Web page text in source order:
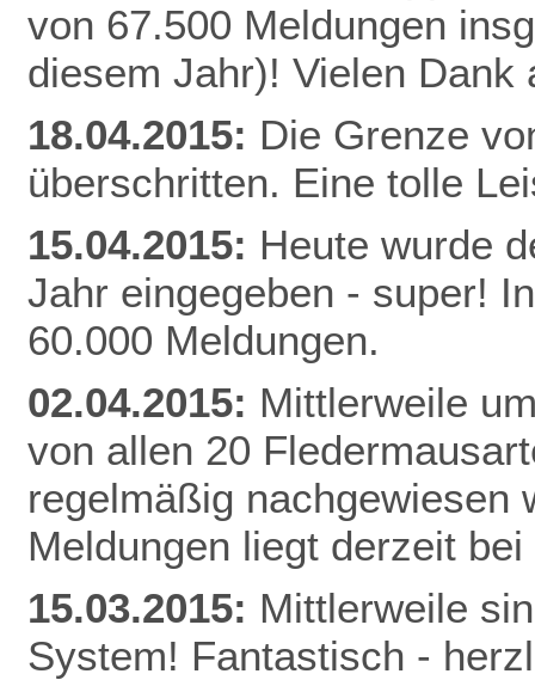
von 67.500 Meldungen
diesem Jahr)! Vielen
18.04.2015: Die Grenze
überschritten. Eine tolle
15.04.2015: Heute wurde
Jahr eingegeben - super!
60.000 Meldungen.
02.04.2015: Mittlerweile
von allen 20
regelmäßig nachgewiesen
Meldungen liegt derzeit
15.03.2015: Mittlerweile
System! Fantastisch -